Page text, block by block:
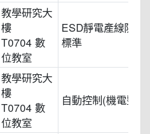
教學研究大
樓
T0704 數
位教室
ESD靜電產線防制
標準
教學研究大
樓
T0704 數
位教室
自動控制(機電整合)